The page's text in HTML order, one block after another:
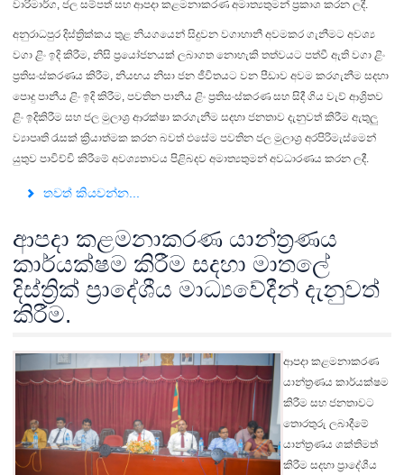
වාරිමාර්ග, ජල සම්පත් සහ ආපදා කළමනාකරණ අමාත්‍යතුමන් ප්‍රකාශ කරන ලදී.
අනුරාධපුර දිස්ත්‍රික්කය තුළ නියගයෙන් සිදුවන වගාහානී අවමකර ගැනීමට අවශ්‍ය
වගා ළිං ඉදි කිරීම, නිසි ප්‍රයෝජනයක් ලබාගත නොහැකි තත්වයට පත්වී ඇති වගා ළිං
ප්‍රතිසංස්කරණය කිරීම, නියඟය නිසා ජන ජීවිතයට වන පීඩාව අවම කරගැනීම සදහා
පොදු පානීය ළිං ඉදි කිරීම, පවතින පානීය ළිං ප්‍රතිසංස්කරණ සහ සිදී ගිය වැව් ආශ්‍රිතව
ළිං ඉදිකිරීම සහ ජල මුලාශ්‍ර ආරක්ෂා කරගැනීම සදහා ජනතාව දැනුවත් කිරීම ඇතුලු
ව්‍යාපෘති රැසක් ක්‍රියාත්මක කරන බවත් එසේම පවතින ජල මුලාශ්‍ර අරපිරිමැස්මෙන්
යුතුව පාවිච්චි කිරීමේ අවශ්‍යතාවය පිළිබදව අමාත්‍යතුමන් අවධාරණය කරන ලදී.
තවත් කියවන්න...
ආපදා කළමනාකරණ යාන්ත්‍රණය
කාර්යක්ෂම කිරීම සදහා මාතලේ
දිස්ත්‍රික් ප්‍රාදේශීය මාධ්‍යවේදීන් දැනුවත්
කිරීම.
ආපදා කළමනාකරණ
යාන්ත්‍රණය කාර්යක්ෂම
කිරීම සහ ජනතාවට
තොරතුරු ලබාදීමේ
යාන්ත්‍රණය ශක්තිමත්
කිරීම සදහා ප්‍රාදේශීය